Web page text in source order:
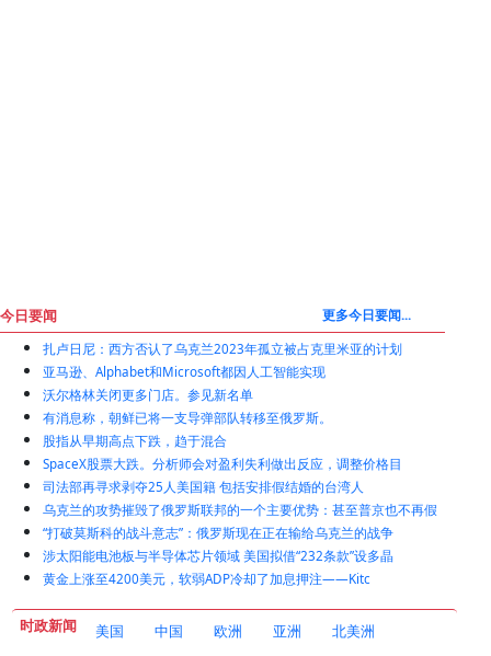
今日要闻 更多今日要闻...
扎卢日尼：西方否认了乌克兰2023年孤立被占克里米亚的计划
亚马逊、Alphabet和Microsoft都因人工智能实现
沃尔格林关闭更多门店。参见新名单
有消息称，朝鲜已将一支导弹部队转移至俄罗斯。
股指从早期高点下跌，趋于混合
SpaceX股票大跌。分析师会对盈利失利做出反应，调整价格目
司法部再寻求剥夺25人美国籍 包括安排假结婚的台湾人
乌克兰的攻势摧毁了俄罗斯联邦的一个主要优势：甚至普京也不再假
“打破莫斯科的战斗意志”：俄罗斯现在正在输给乌克兰的战争
涉太阳能电池板与半导体芯片领域 美国拟借“232条款”设多晶
黄金上涨至4200美元，软弱ADP冷却了加息押注——Kitc
时政新闻 美国 中国 欧洲 亚洲
北美洲